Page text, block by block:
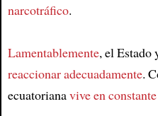
narcotráfico.
Lamentablemente, el Estado
reaccionar adecuadamente.
ecuatorianavive en